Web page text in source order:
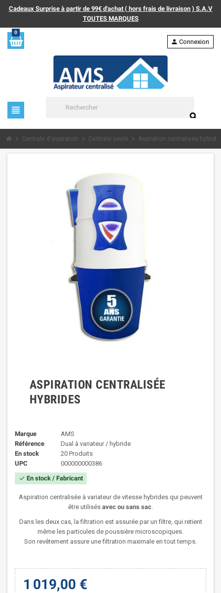
Cadeaux Surprise à partir de 99€ d'achat ( hors frais de livraison ) S.A.V
TOUTES MARQUES
0
view_headline
search
person Connexion
chevron_right Centrale d'aspiration chevron_right Centrale seule chevron_right Aspiration centralisée
ASPIRATION CENTRALISÉE
HYBRIDES
Marque
AMS
Référence
Dual à variateur / hybride
En stock
20 Produits
UPC
000000000386
check En stock / Fabricant
Aspiration centralisée à variateur de vitesse hybrides qui peuvent
être utilisés avec ou sans sac.
Dans les deux cas, la filtration est assurée par un filtre, qui retient
même les particules de poussière microscopiques.
Son revêtement assure une filtration maximale en tout temps.
1 019,00 €